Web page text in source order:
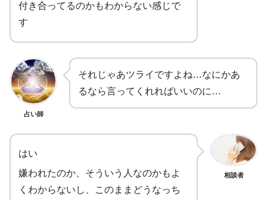
付き合ってるのかもわからない感じで
す
占い師
それじゃあツライですよね…なにかあ
るなら言ってくれればいいのに…
はい
嫌われたのか、そういう人なのかもよ
くわからないし、このままどうなっち
相談者